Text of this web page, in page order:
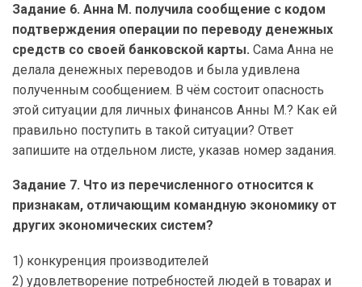
Задание 6. Анна М. получила сообщение с кодом
подтверждения операции по переводу денежных
средств со своей банковской карты. Сама Анна не
делала денежных переводов и была удивлена
полученным сообщением. В чём состоит опасность
этой ситуации для личных финансов Анны М.? Как ей
правильно поступить в такой ситуации? Ответ
запишите на отдельном листе, указав номер задания.
Задание 7. Что из перечисленного относится к
признакам, отличающим командную экономику от
других экономических систем?
1) конкуренция производителей
2) удовлетворение потребностей людей в товарах и